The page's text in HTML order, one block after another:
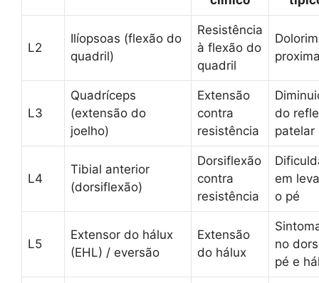
L2
Ilíopsoas (flexão do
quadril)
Resistência
à flexão do
quadril
L3
Quadríceps
(extensão do
joelho)
Extensão
contra
resistência
do
patelar
L4
Tibial anterior
(dorsiflexão)
Dorsiflexão
contra
resistência
em
o pé
L5
Extensor do hálux
(EHL) / eversão
Extensão
do hálux
no
pé e